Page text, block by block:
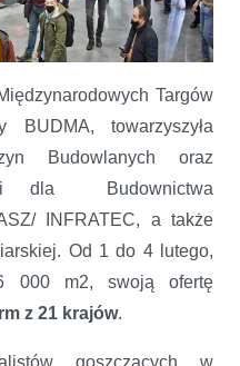
Targów
BUDMA, towarzyszyła
Budowlanych oraz
dla Budownictwa
INFRATEC, a także
Od 1 do 4 lutego,
000 m2, swoją ofertę
z 21 krajów.
goszczących w